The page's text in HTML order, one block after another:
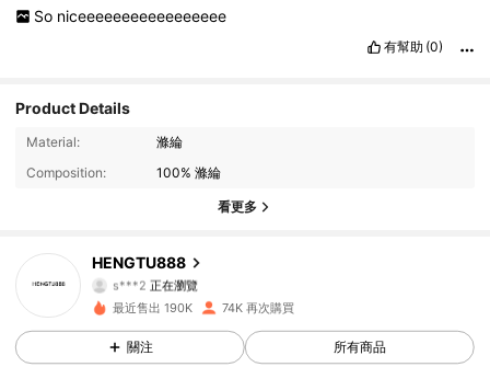
So niceeeeeeeeeeeeeeeee
有幫助 (0)
Product Details
Material:
滌綸
Composition:
100% 滌綸
看更多
HENGTU888
4.5K 追蹤者
s***2 正在瀏覽
4.89
4.5K 追蹤者
4.89 4.5K 追蹤者
最近售出 190K 74K 再次購買
關注 所有商品